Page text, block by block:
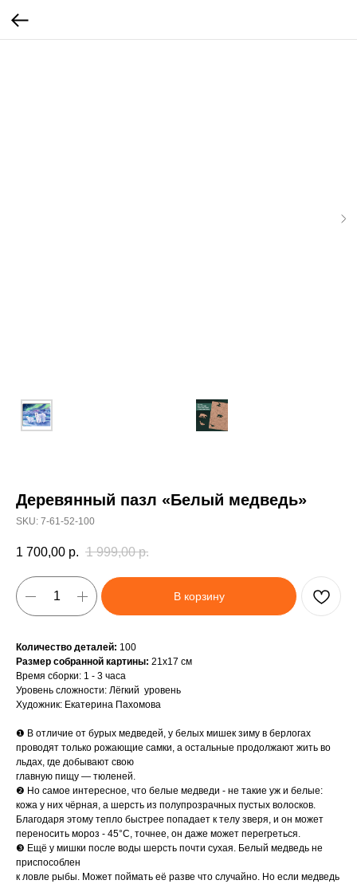
Деревянный пазл «Белый медведь»
SKU: 7-61-52-100
1 700,00 р. 1 999,00 р.
В корзину
Количество деталей: 100
Размер собранной картины: 21х17 см
Время сборки: 1 - 3 часа
Уровень сложности: Лёгкий уровень
Художник: Екатерина Пахомова
❶ В отличие от бурых медведей, у белых мишек зиму в берлогах
проводят только рожающие самки, а остальные продолжают жить во
льдах, где добывают свою
главную пищу — тюленей.
❷ Но самое интересное, что белые медведи - не такие уж и белые:
кожа у них чёрная, а шерсть из полупрозрачных пустых волосков.
Благодаря этому тепло быстрее попадает к телу зверя, и он может
переносить мороз - 45°С, точнее, он даже может перегреться.
❸ Ещё у мишки после воды шерсть почти сухая. Белый медведь не
приспособлен
к ловле рыбы. Может поймать её разве что случайно. Но если медведь